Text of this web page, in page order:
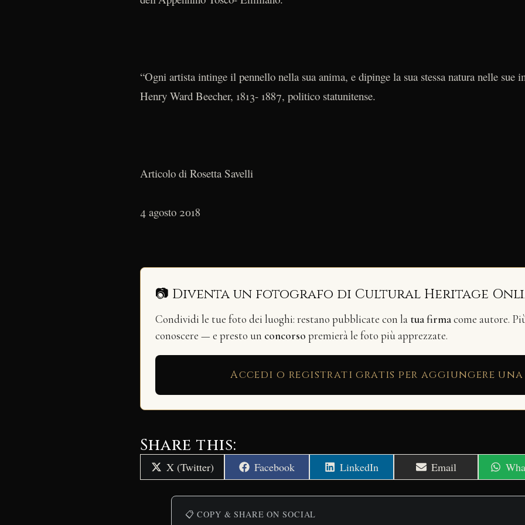
“Ogni artista intinge il pennello nella sua anima, e dipinge la sua stessa natura nelle sue
Henry Ward Beecher, 1813- 1887, politico statunitense.
Articolo di Rosetta Savelli
4 agosto 2018
📷 Diventa un fotografo di Cultural Heritage
Condividi le tue foto dei luoghi: restano pubblicate con la tua firmacome autore.
conoscere — e presto un concorso premierà le foto più apprezzate.
Accedi o registrati gratis per aggiungere
Share this:
Share
on
X (Twitter) Share
on
Facebook Share
on
LinkedIn Share
on
Email
on
📋 COPY & SHARE ON SOCIAL